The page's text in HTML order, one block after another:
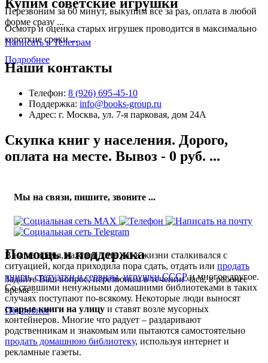
Осмотр и оценка старых игрушек проводится в максимально
короткие сроки ...
Подробнее
Помощь и поддержка
Задайте Ваш вопрос, перезвоним в течении часа, в рабочее
время ...
Подробнее
Перезвоним за 60 минут, выкупим все за раз, оплата в любой
форме сразу ...
Написать в Телеграм
Наши контакты
Телефон: 8 (926) 695-45-10
Поддержка: info@books-group.ru
Адрес: г. Москва, ул. 7-я парковая, дом 24А
Скупка книг у населения. Дорого,
оплата на месте. Вывоз - 0 руб. ...
Мы на связи, пишите, звоните ...
В наше время, каждый хоть раз в жизни сталкивался с
ситуацией, когда приходила пора сдать, отдать или продать
книги,статуэтки и сервизы,игрушки СССРи многое другое.
Со ставшими ненужными домашними библиотеками в таких
случаях поступают по-всякому. Некоторые люди выносят
старые книги на улицу и ставят возле мусорных
контейнеров. Многие что радует – раздаривают
родственникам и знакомым или пытаются самостоятельно
продать домашнюю библиотеку, используя интернет и
рекламные газеты.